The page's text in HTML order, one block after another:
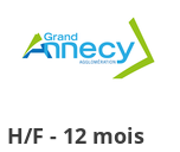
H/F - 12 mois